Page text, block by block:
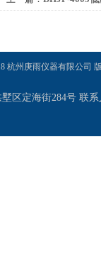
杭州庚雨仪器有限公司
区定海街284号 联